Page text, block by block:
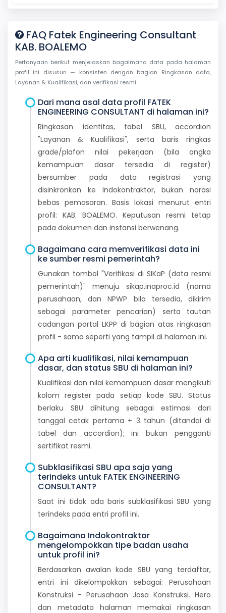
FAQ Fatek Engineering Consultant
KAB. BOALEMO
Pertanyaan berikut menjelaskan bagaimana data pada halaman
profil ini disusun — konsisten dengan bagian Ringkasan data,
Layanan & Kualifikasi, dan verifikasi resmi.
Dari mana asal data profil FATEK
ENGINEERING CONSULTANT di halaman ini?
Ringkasan identitas, tabel SBU, accordion
"Layanan & Kualifikasi", serta baris ringkas
grade/plafon nilai pekerjaan (bila angka
kemampuan dasar tersedia di register)
bersumber pada data registrasi yang
disinkronkan ke Indokontraktor, bukan narasi
bebas pemasaran. Basis lokasi menurut entri
profil: KAB. BOALEMO. Keputusan resmi tetap
pada dokumen dan instansi berwenang.
Bagaimana cara memverifikasi data ini
ke sumber resmi pemerintah?
Gunakan tombol "Verifikasi di SIKaP (data resmi
pemerintah)" menuju sikap.inaproc.id (nama
perusahaan, dan NPWP bila tersedia, dikirim
sebagai parameter pencarian) serta tautan
cadangan portal LKPP di bagian atas ringkasan
profil - sama seperti yang tampil di halaman ini.
Apa arti kualifikasi, nilai kemampuan
dasar, dan status SBU di halaman ini?
Kualifikasi dan nilai kemampuan dasar mengikuti
kolom register pada setiap kode SBU. Status
berlaku SBU dihitung sebagai estimasi dari
tanggal cetak pertama + 3 tahun (ditandai di
tabel dan accordion); ini bukan pengganti
sertifikat resmi.
Subklasifikasi SBU apa saja yang
terindeks untuk FATEK ENGINEERING
CONSULTANT?
Saat ini tidak ada baris subklasifikasi SBU yang
terindeks pada entri profil ini.
Bagaimana Indokontraktor
mengelompokkan tipe badan usaha
untuk profil ini?
Berdasarkan awalan kode SBU yang terdaftar,
entri ini dikelompokkan sebagai: Perusahaan
Konstruksi - Perusahaan Jasa Konstruksi. Hero
dan metadata halaman memakai ringkasan